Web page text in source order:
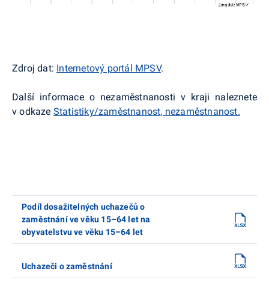
Zdroj dat: Internetový portál MPSV.
Další informace o nezaměstnanosti v kraji naleznete
v odkaze Statistiky/zaměstnanost, nezaměstnanost.
Podíl dosažitelných uchazečů o
zaměstnání ve věku 15–64 let na
obyvatelstvu ve věku 15–64 let
Uchazeči o zaměstnání